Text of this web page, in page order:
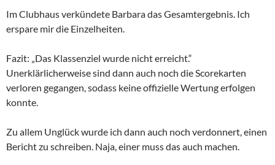
Im Clubhaus verkündete Barbara das Gesamtergebnis. Ich
erspare mir die Einzelheiten.
Fazit: „Das Klassenziel wurde nicht erreicht.“
Unerklärlicherweise sind dann auch noch die Scorekarten
verloren gegangen, sodass keine offizielle Wertung erfolgen
konnte.
Zu allem Unglück wurde ich dann auch noch verdonnert, einen
Bericht zu schreiben. Naja, einer muss das auch machen.